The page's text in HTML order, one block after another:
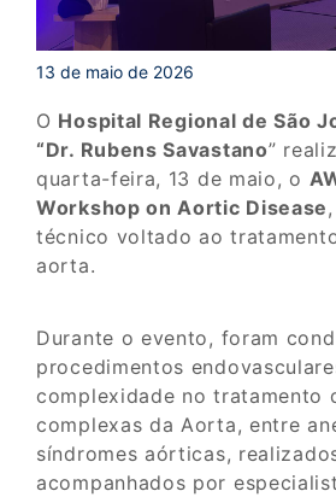
13 de maio de 2026
O Hospital Regional de São
“Dr. Rubens Savastano”
quarta-feira, 13 de maio, o
Workshop on Aortic Disease
técnico voltado ao
aorta.
Durante o evento, foram
procedimentos
complexidade no tratamento
complexas da Aorta, entre
síndromes aórticas,
acompanhados por